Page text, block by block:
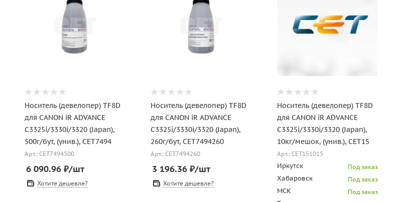
Носитель (девелопер) TF8D
для CANON iR ADVANCE
C3325i/3330i/3320 (Japan),
500г/бут, (унив.), CET7494
Арт.: CET7494500
6 090.96₽/шт
Хотите дешевле?
Носитель (девелопер) TF8D
для CANON iR ADVANCE
C3325i/3330i/3320 (Japan),
260г/бут, CET7494260
Арт.: CET7494260
3 196.36 ₽/шт
Хотите дешевле?
Носитель (девелопер) TF8D
для CANON iR ADVANCE
C3325i/3330i/3320 (Japan),
10кг/мешок, (унив.), CET15
Арт.: CET151015
Иркутск Под заказ
Хабаровск Под заказ
МСК Под заказ